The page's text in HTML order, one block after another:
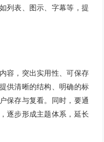
列表、图示、字幕等，提
容，突出实用性、可保存
供清晰的结构、明确的标
保存与复看。同时，要通
逐步形成主题体系，延长